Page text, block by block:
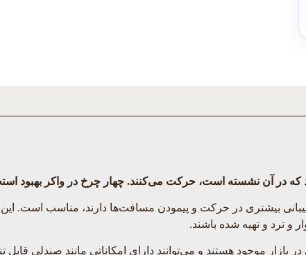
که در آن نشسته است، حرکت می‌کنند. چهار چرخ در واکر بهبود
نیاز به پشتیبانی بیشتری در حرکت و پیمودن مسافت‌ها دارند، مناسب
و ترد و تهیه شده باشند.